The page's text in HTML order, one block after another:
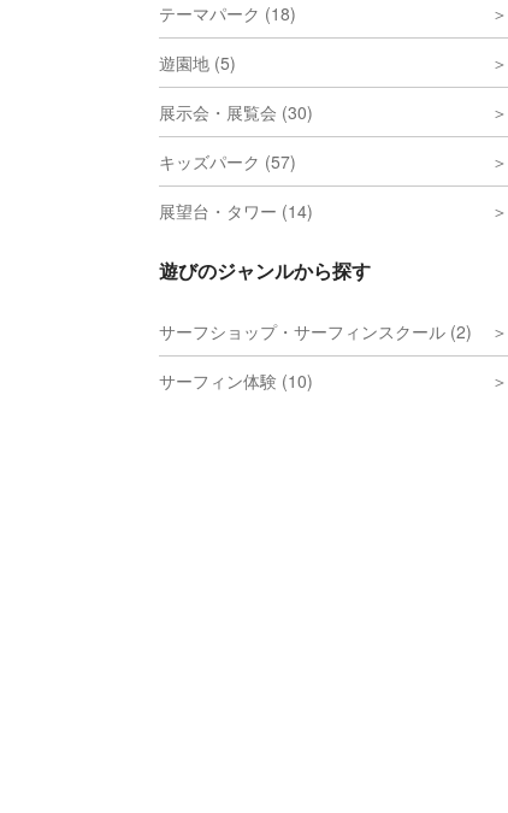
テーマパーク (18)
遊園地 (5)
展示会・展覧会 (30)
キッズパーク (57)
展望台・タワー (14)
遊びのジャンルから探す
サーフショップ・サーフィンスクール (2)
サーフィン体験 (10)